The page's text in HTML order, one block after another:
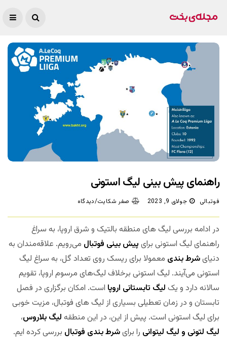
راهنمای پیش بینی لیگ استونی
فوتبالی جولای 9, 2023 صفر شکایت/دیدگاه
در ادامه بررسی لیگ های منطقه بالتیک و شرق اروپا، به سراغ
راهنمای لیگ استونی برای پیش بینی فوتبال می‌رویم. علاقه‌مندان به
دنیایشرط بندی معمولا برای ریسک روی تعداد گل، به سراغ لیگ
استونی می‌آیند. لیگ استونی برخلاف لیگ‌های مرسوم اروپا، تقویم
سالانه دارد و یک لیگ تابستانی اروپا است. امکان برگزاری در فصل
تابستان و در زمان تعطیلی بسیاری از لیگ های فوتبال، مزیت خوبی
برای لیگ استونی است. پیش از این، در این منطقه لیگ بلاروس،
لیگ لتونی و لیگ لیتوانی را برایشرط بندی فوتبال بررسی کرده ایم.